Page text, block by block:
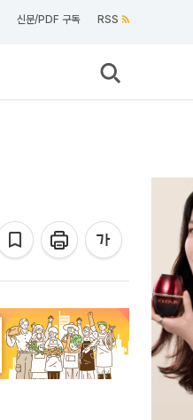
신문/PDF 구독 RSS